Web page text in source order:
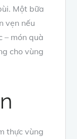
Một bữa
vẹn nếu
– món quà
cho vùng
thực vùng